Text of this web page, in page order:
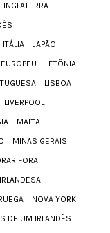
INGLATERRA
ITÁLIA
JAPÃO
LETÔNIA
LISBOA
LIVERPOOL
MALTA
MINAS GERAIS
FORA
NOVA YORK
DE UM IRLANDÊS